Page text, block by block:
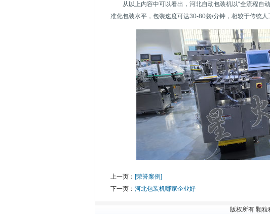
从以上内容中可以看出，河北自动包装机以“全流程自
准化包装水平，包装速度可达30-80袋/分钟，相较于传统
上一页： [荣誉案例]
下一页： 河北包装机哪家企业好
版权所有 颗粒